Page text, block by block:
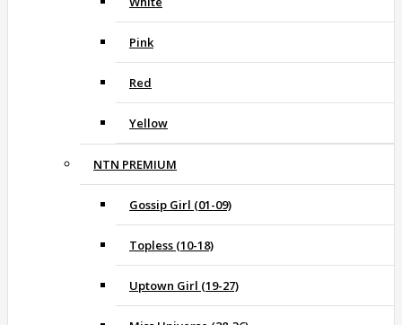
Pink
Red
Yellow
NTN PREMIUM
Gossip Girl (01-09)
Topless (10-18)
Uptown Girl (19-27)